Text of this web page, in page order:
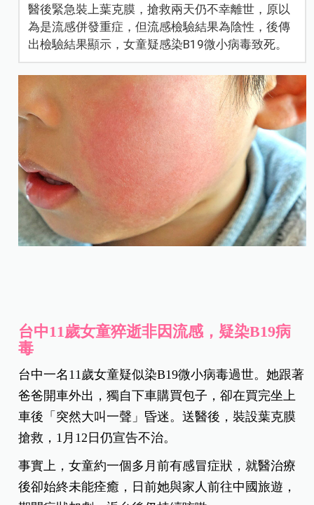
醫後緊急裝上葉克膜，搶救兩天仍不幸離世，原以
為是流感併發重症，但流感檢驗結果為陰性，後傳
出檢驗結果顯示，女童疑感染B19微小病毒致死。
台中11歲女童猝逝非因流感，疑染B19病
毒
台中一名11歲女童疑似染B19微小病毒過世。她跟著
爸爸開車外出，獨自下車購買包子，卻在買完坐上
車後「突然大叫一聲」昏迷。送醫後，裝設葉克膜
搶救，1月12日仍宣告不治。
事實上，女童約一個多月前有感冒症狀，就醫治療
後卻始終未能痊癒，日前她與家人前往中國旅遊，